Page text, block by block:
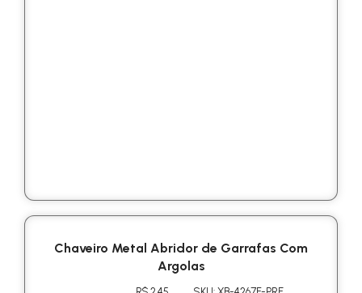
Chaveiro Metal Abridor de Garrafas Com
Argolas